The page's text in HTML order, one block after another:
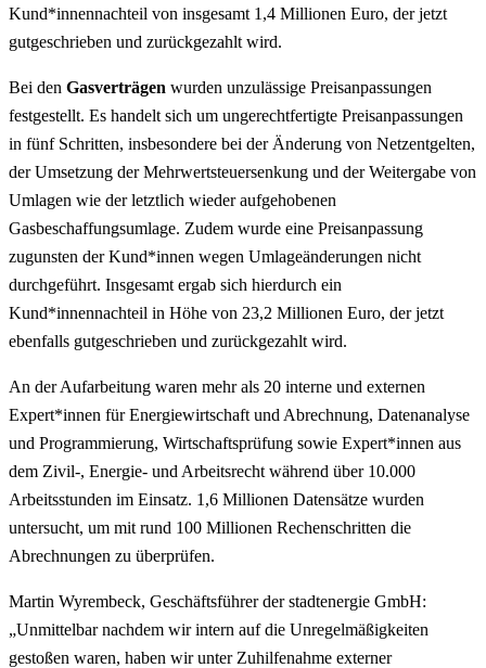
Kund*innennachteil von insgesamt 1,4 Millionen Euro, der jetzt
gutgeschrieben und zurückgezahlt wird.
Bei den Gasverträgen wurden unzulässige Preisanpassungen
festgestellt. Es handelt sich um ungerechtfertigte Preisanpassungen
in fünf Schritten, insbesondere bei der Änderung von Netzentgelten,
der Umsetzung der Mehrwertsteuersenkung und der Weitergabe von
Umlagen wie der letztlich wieder aufgehobenen
Gasbeschaffungsumlage. Zudem wurde eine Preisanpassung
zugunsten der Kund*innen wegen Umlageänderungen nicht
durchgeführt. Insgesamt ergab sich hierdurch ein
Kund*innennachteil in Höhe von 23,2 Millionen Euro, der jetzt
ebenfalls gutgeschrieben und zurückgezahlt wird.
An der Aufarbeitung waren mehr als 20 interne und externen
Expert*innen für Energiewirtschaft und Abrechnung, Datenanalyse
und Programmierung, Wirtschaftsprüfung sowie Expert*innen aus
dem Zivil-, Energie- und Arbeitsrecht während über 10.000
Arbeitsstunden im Einsatz. 1,6 Millionen Datensätze wurden
untersucht, um mit rund 100 Millionen Rechenschritten die
Abrechnungen zu überprüfen.
Martin Wyrembeck, Geschäftsführer der stadtenergie GmbH:
„Unmittelbar nachdem wir intern auf die Unregelmäßigkeiten
gestoßen waren, haben wir unter Zuhilfenahme externer